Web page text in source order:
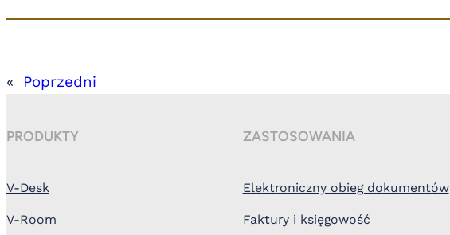
« Poprzedni
PRODUKTY
V-Desk
V-Room
ZASTOSOWANIA
Elektroniczny obieg dokumentów
Faktury i księgowość